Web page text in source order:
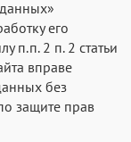
его
п.п. 2 п. 2 статьи
вправе
без
защите прав